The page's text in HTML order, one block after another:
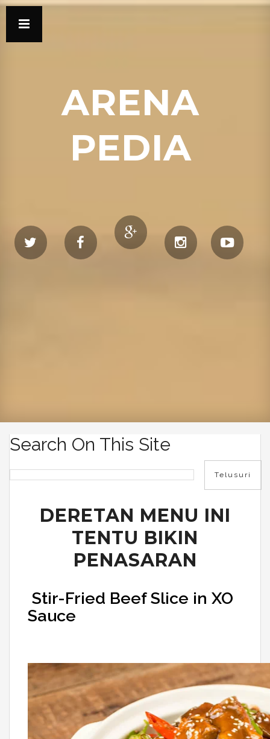
ARENA
PEDIA
Search On This Site
DERETAN MENU INI
TENTU BIKIN
PENASARAN
Stir-Fried Beef Slice in XO
Sauce